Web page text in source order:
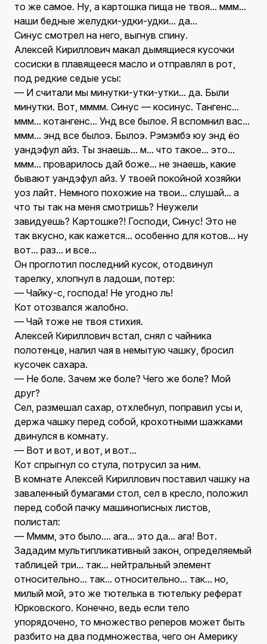
то же самое. Ну, а картошка пища не твоя... ммм...
наши бедные желудки-удки-удки... да...
Синус смотрел на него, выгнув спину.
Алексей Кириллович макал дымящиеся кусочки
сосиски в плавящееся масло и отправлял в рот,
под редкие седые усы:
— И считали мы минутки-утки-утки... да. Были
минутки. Вот, мммм. Синус — косинус. Тангенс...
ммм... котангенс... Унд все былое. Я вспомнил вас...
ммм... энд все былоэ. Былоэ. Рэмэмбэ юу энд ёо
уандэфул айз. Ты знаешь... м... что такое... это...
ммм... проварилось дай боже... не знаешь, какие
бывают уандэфул айз. У твоей покойной хозяйки
уоз лайт. Немного похожие на твои... слушай... а
что ты так на меня смотришь? Неужели
завидуешь? Картошке?! Господи, Синус! Это не
так вкусно, как кажется... особенно для котов... ну
вот... раз... и все...
Он проглотил последний кусок, отодвинул
тарелку, хлопнул в ладоши, потер:
— Чайку-с, господа! Не угодно ль!
Кот отозвался жалобно.
— Чай тоже не твоя стихия.
Алексей Кириллович встал, снял с чайника
полотенце, налил чая в немытую чашку, бросил
кусочек сахара.
— Не боле. Зачем же боле? Чего же боле? Мой
друг?
Сел, размешал сахар, отхлебнул, поправил усы и,
держа чашку перед собой, крохотными шажками
двинулся в комнату.
— Вот и вот, и вот, и вот...
Кот спрыгнул со стула, потрусил за ним.
В комнате Алексей Кириллович поставил чашку на
заваленный бумагами стол, сел в кресло, положил
перед собой пачку машинописных листов,
полистал:
— Мммм, это было.... ага... это да... ага! Вот.
Зададим мультипликативный закон, определяемый
таблицей три... так... нейтральный элемент
относительно... так... относительно... так... но,
милый мой, это же тютелька в тютельку реферат
Юрковского. Конечно, ведь если тело
упорядочено, то множество реперов может быть
разбито на два подмножества, чего он Америку